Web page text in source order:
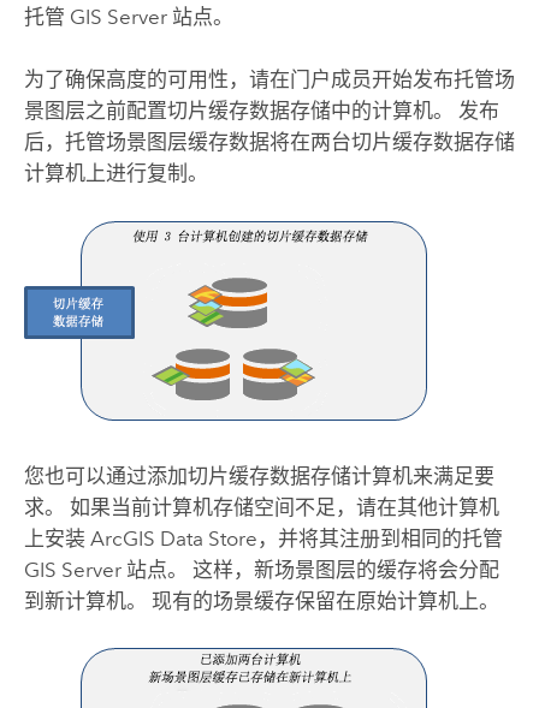
托管 GIS Server站点。
为了确保高度的可用性，请在门户成员开始发布托管场
景图层之前配置切片缓存数据存储中的计算机。 发布
后，托管场景图层缓存数据将在两台切片缓存数据存储
计算机上进行复制。
您也可以通过添加切片缓存数据存储计算机来满足要
求。 如果当前计算机存储空间不足，请在其他计算机
上安装 ArcGIS Data Store ，并将其注册到相同的托管
GIS Server站点。 这样，新场景图层的缓存将会分配
到新计算机。 现有的场景缓存保留在原始计算机上。